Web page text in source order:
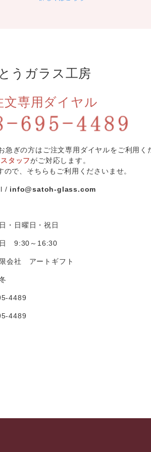
うガラス工房
文専用ダイヤル
急ぎの方はご注文専用ダイヤルを ご利用く
タッフがご対応します。
で、 そちらもご利用くださいませ。
info@satoh-glass.com
・日曜日・祝日
9:30～16:30
会社 アートギフト
4489
4489